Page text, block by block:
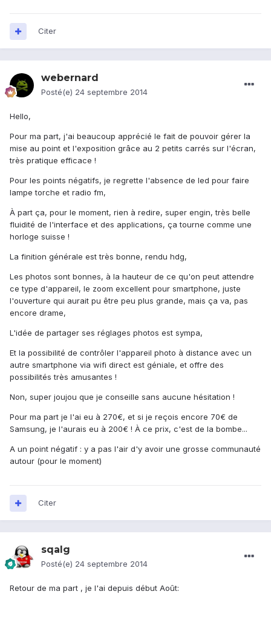
Citer
webernard
Posté(e) 24 septembre 2014
Hello,
Pour ma part, j'ai beaucoup apprécié le fait de pouvoir gérer la
mise au point et l'exposition grâce au 2 petits carrés sur l'écran,
très pratique efficace !
Pour les points négatifs, je regrette l'absence de led pour faire
lampe torche et radio fm,
À part ça, pour le moment, rien à redire, super engin, très belle
fluidité de l'interface et des applications, ça tourne comme une
horloge suisse !
La finition générale est très bonne, rendu hdg,
Les photos sont bonnes, à la hauteur de ce qu'on peut attendre
ce type d'appareil, le zoom excellent pour smartphone, juste
l'ouverture qui aurait pu être peu plus grande, mais ça va, pas
encore drame,
L'idée de partager ses réglages photos est sympa,
Et la possibilité de contrôler l'appareil photo à distance avec un
autre smartphone via wifi direct est géniale, et offre des
possibilités très amusantes !
Non, super joujou que je conseille sans aucune hésitation !
Pour ma part je l'ai eu à 270€, et si je reçois encore 70€ de
Samsung, je l'aurais eu à 200€ ! À ce prix, c'est de la bombe...
A un point négatif : y a pas l'air d'y avoir une grosse communauté
autour (pour le moment)
Citer
sqalg
Posté(e) 24 septembre 2014
Retour de ma part , je l'ai depuis début Août: